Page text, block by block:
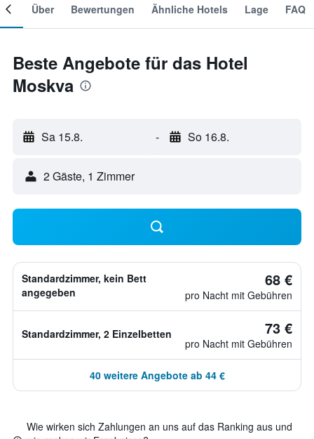
Über Bewertungen Ähnliche Hotels Lage FAQ
Beste Angebote für das Hotel
Moskva
Sa 15.8. - So 16.8.
2 Gäste, 1 Zimmer
Standardzimmer, kein Bett
angegeben
68 €
pro Nacht mit Gebühren
Standardzimmer, 2 Einzelbetten 73 €
pro Nacht mit Gebühren
40 weitere Angebote ab 44 €
Wie wirken sich Zahlungen an uns auf das Ranking aus und